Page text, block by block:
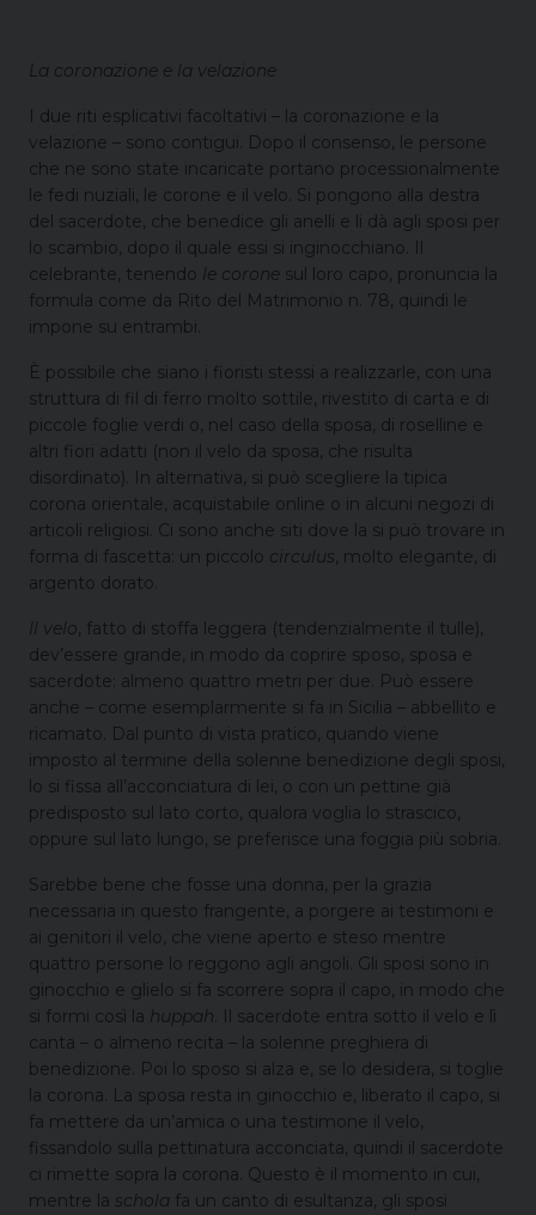
La coronazione e la velazione
I due riti esplicativi facoltativi – la coronazione e la
velazione – sono contigui. Dopo il consenso, le persone
che ne sono state incaricate portano processionalmente
le fedi nuziali, le corone e il velo. Si pongono alla destra
del sacerdote, che benedice gli anelli e li dà agli sposi per
lo scambio, dopo il quale essi si inginocchiano. Il
celebrante, tenendo le corone sul loro capo, pronuncia la
formula come da Rito del Matrimonio n. 78, quindi le
impone su entrambi.
È possibile che siano i fioristi stessi a realizzarle, con una
struttura di fil di ferro molto sottile, rivestito di carta e di
piccole foglie verdi o, nel caso della sposa, di roselline e
altri fiori adatti (non il velo da sposa, che risulta
disordinato). In alternativa, si può scegliere la tipica
corona orientale, acquistabile online o in alcuni negozi di
articoli religiosi. Ci sono anche siti dove la si può trovare in
forma di fascetta: un piccolo circulus, molto elegante, di
argento dorato.
Il velo, fatto di stoffa leggera (tendenzialmente il tulle),
dev’essere grande, in modo da coprire sposo, sposa e
sacerdote: almeno quattro metri per due. Può essere
anche – come esemplarmente si fa in Sicilia – abbellito e
ricamato. Dal punto di vista pratico, quando viene
imposto al termine della solenne benedizione degli sposi,
lo si fissa all’acconciatura di lei, o con un pettine già
predisposto sul lato corto, qualora voglia lo strascico,
oppure sul lato lungo, se preferisce una foggia più sobria.
Sarebbe bene che fosse una donna, per la grazia
necessaria in questo frangente, a porgere ai testimoni e
ai genitori il velo, che viene aperto e steso mentre
quattro persone lo reggono agli angoli. Gli sposi sono in
ginocchio e glielo si fa scorrere sopra il capo, in modo che
si formi così la huppah . Il sacerdote entra sotto il velo e lì
canta – o almeno recita – la solenne preghiera di
benedizione. Poi lo sposo si alza e, se lo desidera, si toglie
la corona. La sposa resta in ginocchio e, liberato il capo, si
fa mettere da un’amica o una testimone il velo,
fissandolo sulla pettinatura acconciata, quindi il sacerdote
ci rimette sopra la corona. Questo è il momento in cui,
mentre la schola fa un canto di esultanza, gli sposi